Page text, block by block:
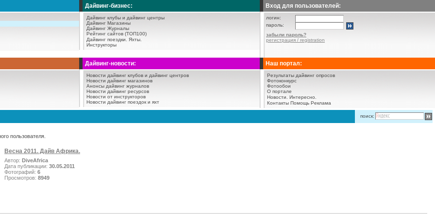
Дайвинг-бизнес:
Дайвинг клубы и дайвинг центры
Дайвинг Магазины
Дайвинг Журналы
Рейтинг сайтов (ТОП100)
Дайвинг поездки.
Яхты.
Инструкторы
Вход для пользователей:
логин:
пароль:
забыли пароль?
регистрация / registration
Дайвинг-новости:
Новости дайвинг клубов и дайвинг центров
Новости дайвинг магазинов
Анонсы дайвинг журналов
Новости дайвинг ресурсов
Новости от инструкторов
Новости дайвинг поездок и яхт
Наш портал:
Результаты дайвинг опросов
Фотоконкурс
Фотообои
О портале
Новости.
Интересно.
Контакты Помощь Реклама
поиск:
пользователя.
Весна 2011. Дайв Африка.
Автор: DiveAfrica
Дата публикации: 30.05.2011
Фотографий: 6
Просмотров: 8949